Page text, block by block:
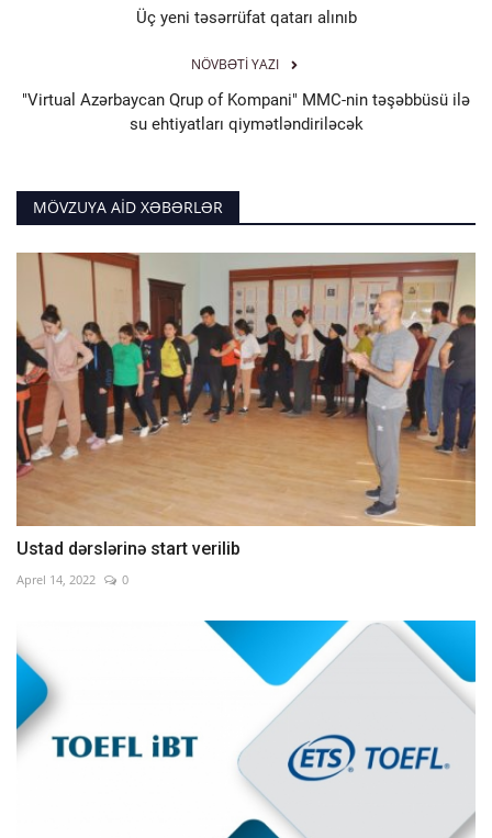
Üç yeni təsərrüfat qatarı alınıb
NÖVBƏTI YAZI
"Virtual Azərbaycan Qrup of Kompani" MMC-nin təşəbbüsü ilə
su ehtiyatları qiymətləndiriləcək
MÖVZUYA AID XƏBƏRLƏR
Ustad dərslərinə start verilib
Aprel 14, 2022 0